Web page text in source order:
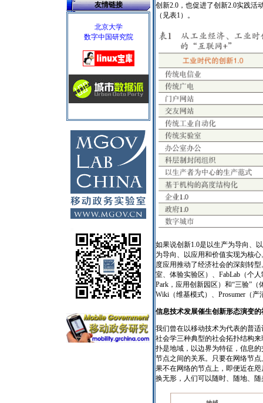
友情链接
北京大学
数字中国研究院
创新2.0，也促进了创新2.0实践活
（见表1）。
如果说创新1.0是以生产为导向、
为导向、以应用和价值实现为核
度应用推动了经济社会的深刻转
室、体验实验区）、FabLab（个
Park，应用创新园区）和“三验”（
Wiki（维基模式）、Prosumer（
信息技术发展催生创新形态演变的
我们曾在以移动技术为代表的普
社会学三种典型的社会拓扑结构
扑是地域，以边界为特征，信息
节点之间的关系。只要在网络节
果不在网络的节点上，即便近在
换无形，人们可以随时、随地、